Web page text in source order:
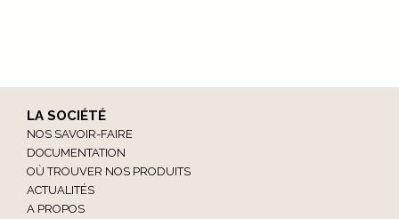
LA SOCIÉTÉ
NOS SAVOIR-FAIRE
DOCUMENTATION
OÙ TROUVER NOS PRODUITS
ACTUALITÉS
A PROPOS